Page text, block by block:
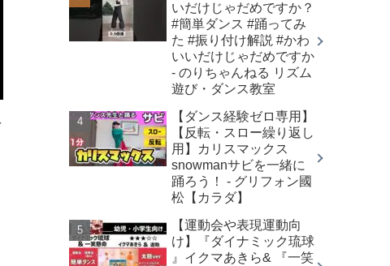
いだけじゃだめですか？
#簡単ダンス #踊ってみ
た #振り付け解説 #かわ
いいだけじゃだめですか
- のりちゃんねる リズム
遊び・ダンス教室
【ダンス経験ゼロ専用】
【反転・スロー繰り返し
用】カリスマックス
snowmanサビを一緒に
踊ろう！ - グリフォン國
松【カラダ】
【運動会や表現運動向
け】『ダイナミック琉球
』イクマあきら& 『一笑